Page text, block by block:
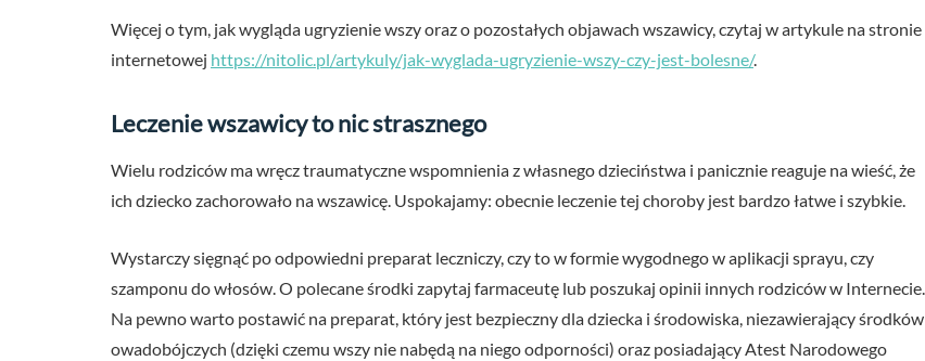
Więcej o tym, jak wygląda ugryzienie wszy oraz o pozostałych objawach wszawicy, czytaj w artykule na stronie
internetowej https://nitolic.pl/artykuly/jak-wyglada-ugryzienie-wszy-czy-jest-bolesne/.
Leczenie wszawicy to nic strasznego
Wielu rodziców ma wręcz traumatyczne wspomnienia z własnego dzieciństwa i panicznie reaguje na wieść, że
ich dziecko zachorowało na wszawicę. Uspokajamy: obecnie leczenie tej choroby jest bardzo łatwe i szybkie.
Wystarczy sięgnąć po odpowiedni preparat leczniczy, czy to w formie wygodnego w aplikacji sprayu, czy
szamponu do włosów. O polecane środki zapytaj farmaceutę lub poszukaj opinii innych rodziców w Internecie.
Na pewno warto postawić na preparat, który jest bezpieczny dla dziecka i środowiska, niezawierający środków
owadobójczych (dzięki czemu wszy nie nabędą na niego odporności) oraz posiadający Atest Narodowego